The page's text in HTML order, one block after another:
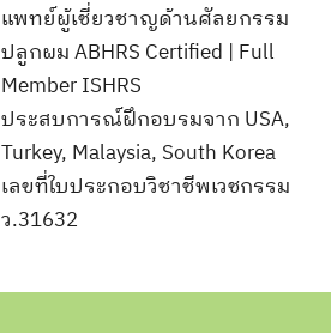
แพทย์ผู้เชี่ยวชาญด้านศัลยกรรม
ปลูกผม ABHRS Certified | Full
Member ISHRS
ประสบการณ์ฝึกอบรมจาก USA,
Turkey, Malaysia, South Korea
เลขที่ใบประกอบวิชาชีพเวชกรรม
ว.31632